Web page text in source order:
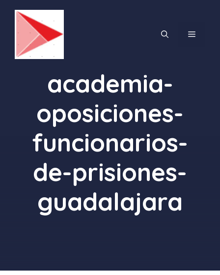
contenido
MENÚ
academia-
oposiciones-
funcionarios-
de-prisiones-
guadalajara